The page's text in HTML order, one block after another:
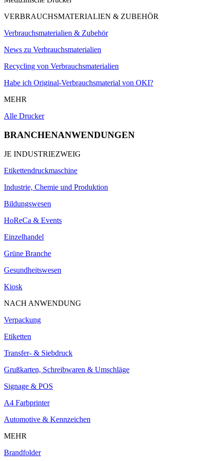
VERBRAUCHSMATERIALIEN & ZUBEHÖR
Verbrauchsmaterialien & Zubehör
News zu Verbrauchsmaterialien
Recycling von Verbrauchsmaterialien
Habe ich Original-Verbrauchsmaterial von OKI?
MEHR
Alle Drucker
BRANCHENANWENDUNGEN
JE INDUSTRIEZWEIG
Etikettendruckmaschine
Industrie, Chemie und Produktion
Bildungswesen
HoReCa & Events
Einzelhandel
Grüne Branche
Gesundheitswesen
Kiosk
NACH ANWENDUNG
Verpackung
Etiketten
Transfer- & Siebdruck
Grußkarten, Schreibwaren & Umschläge
Signage & POS
A4 Farbprinter
Automotive & Kennzeichen
MEHR
Brandfolder